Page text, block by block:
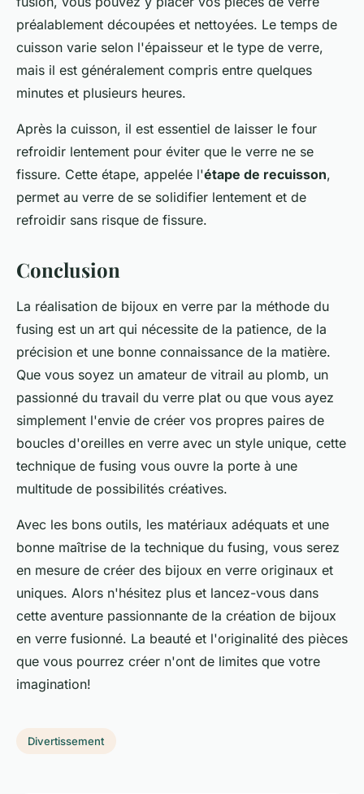
préalablement découpées et nettoyées. Le temps de
cuisson varie selon l'épaisseur et le type de verre,
mais il est généralement compris entre quelques
minutes et plusieurs heures.
Après la cuisson, il est essentiel de laisser le four
refroidir lentement pour éviter que le verre ne se
fissure. Cette étape, appelée l'étape de recuisson,
permet au verre de se solidifier lentement et de
refroidir sans risque de fissure.
Conclusion
La réalisation de bijoux en verre par la méthode du
fusing est un art qui nécessite de la patience, de la
précision et une bonne connaissance de la matière.
Que vous soyez un amateur de vitrail au plomb, un
passionné du travail du verre plat ou que vous ayez
simplement l'envie de créer vos propres paires de
boucles d'oreilles en verre avec un style unique, cette
technique de fusing vous ouvre la porte à une
multitude de possibilités créatives.
Avec les bons outils, les matériaux adéquats et une
bonne maîtrise de la technique du fusing, vous serez
en mesure de créer des bijoux en verre originaux et
uniques. Alors n'hésitez plus et lancez-vous dans
cette aventure passionnante de la création de bijoux
en verre fusionné. La beauté et l'originalité des pièces
que vous pourrez créer n'ont de limites que votre
imagination!
Divertissement